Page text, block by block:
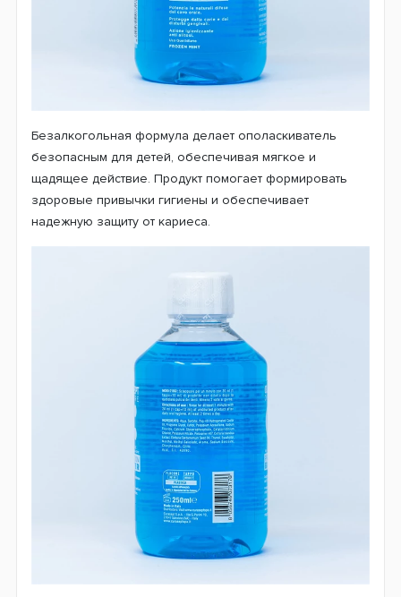
Безалкогольная формула делает ополаскиватель
безопасным для детей, обеспечивая мягкое и
щадящее действие. Продукт помогает формировать
здоровые привычки гигиены и обеспечивает
надежную защиту от кариеса.